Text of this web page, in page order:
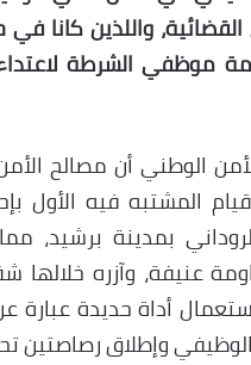
واللذين كانا
موظفي الشرطة
الوطني أن مصالح
“19”، حول قيام المشتبه
بمدينة برشيد،
عنيفة، وآزره
أداة حديدة عبارة
وإطلاق رصاصتين